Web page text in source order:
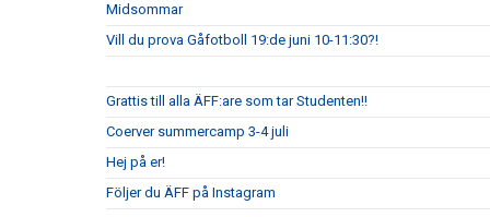
Midsommar
Vill du prova Gåfotboll 19:de juni 10-11:30?!
Grattis till alla ÄFF:are som tar Studenten!!
Coerver summercamp 3-4 juli
Hej på er!
Följer du ÄFF på Instagram